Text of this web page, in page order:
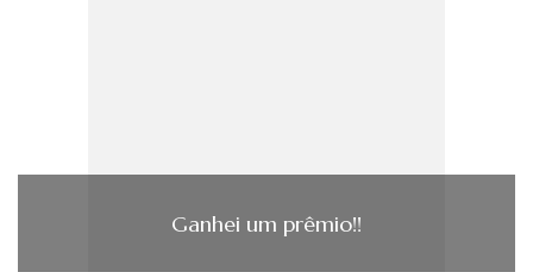
Ganhei um prêmio!!